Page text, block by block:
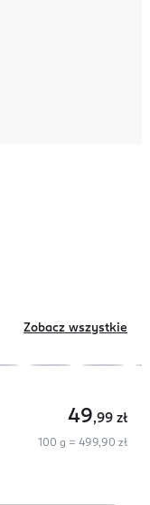
Zobacz wszystkie
49,99 zł
100 g = 499,90 zł